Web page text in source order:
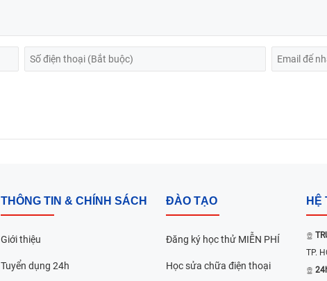
THÔNG TIN & CHÍNH SÁCH
Giới thiệu
Tuyển dụng 24h
ĐÀO TẠO
Đăng ký học thử MIỄN PHÍ
Học sửa chữa điện thoại
HỆ
TP.